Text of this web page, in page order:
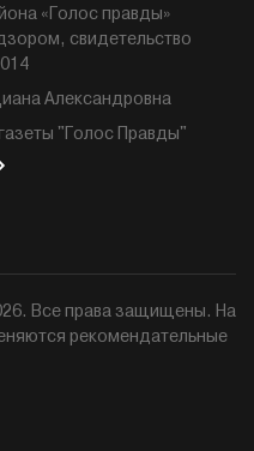
«Голос правды»
свидетельство
Александровна
"Голос Правды"
Все права защищены. На
рекомендательные